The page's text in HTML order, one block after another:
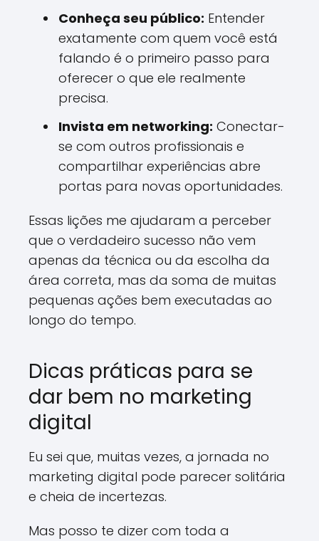
Conheça seu público: Entender
exatamente com quem você está
falando é o primeiro passo para
oferecer o que ele realmente
precisa.
Invista em networking: Conectar-
se com outros profissionais e
compartilhar experiências abre
portas para novas oportunidades.
Essas lições me ajudaram a perceber
que o verdadeiro sucesso não vem
apenas da técnica ou da escolha da
área correta, mas da soma de muitas
pequenas ações bem executadas ao
longo do tempo.
Dicas práticas para se
dar bem no marketing
digital
Eu sei que, muitas vezes, a jornada no
marketing digital pode parecer solitária
e cheia de incertezas.
Mas posso te dizer com toda a